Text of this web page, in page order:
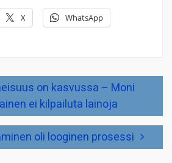
X WhatsApp
on kasvussa – Moni
ei kilpailuta lainoja
oli looginen prosessi